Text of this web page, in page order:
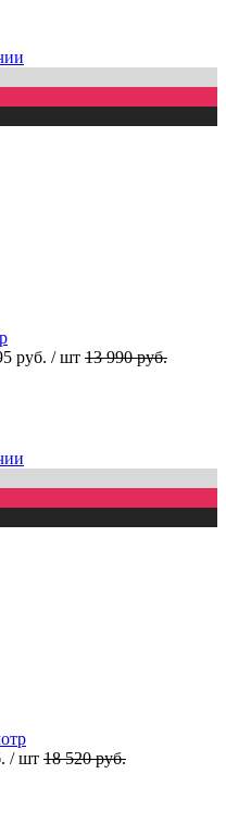
руб. / шт 13 990 руб.
/ шт 18 520 руб.